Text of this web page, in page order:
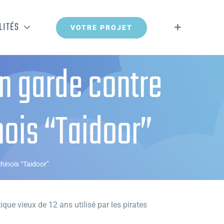
VOTRE PROJET
garde contre
“Taidoor”
“Taidoor”
vieux de 12 ans utilisé par les pirates